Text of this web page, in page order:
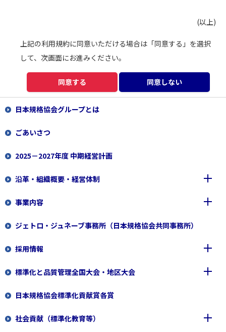
(以上)
上記の利用規約に同意いただける場合は「同意する」を選択
して、次画面にお進みください。
同意する 同意しない
日本規格協会グループとは
ごあいさつ
2025－2027年度 中期経営計画
沿革・組織概要・経営体制
沿革
組織概要
経営体制
事業内容
一般財団法人 日本規格協会
日本規格協会ソリューションズ株式会社
一般財団法人 日本要員認証協会
ジェトロ・ジュネーブ事務所（日本規格協会共同事務所）
採用情報
新規職員
専門職員（規格開発）
専門職員（経理事務）
標準化と品質管理全国大会・地区大会
2026
全国大会2026
2025
日本規格協会標準化貢献賞各賞
社会貢献（標準化教育等）